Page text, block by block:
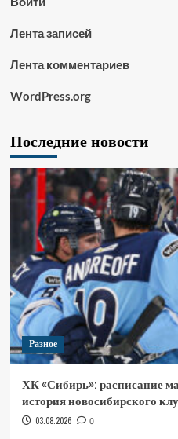
Лента записей
Лента комментариев
WordPress.org
Последние новости
Разное
ХК «Сибирь»: расписание
история новосибирского
03.08.2026 0